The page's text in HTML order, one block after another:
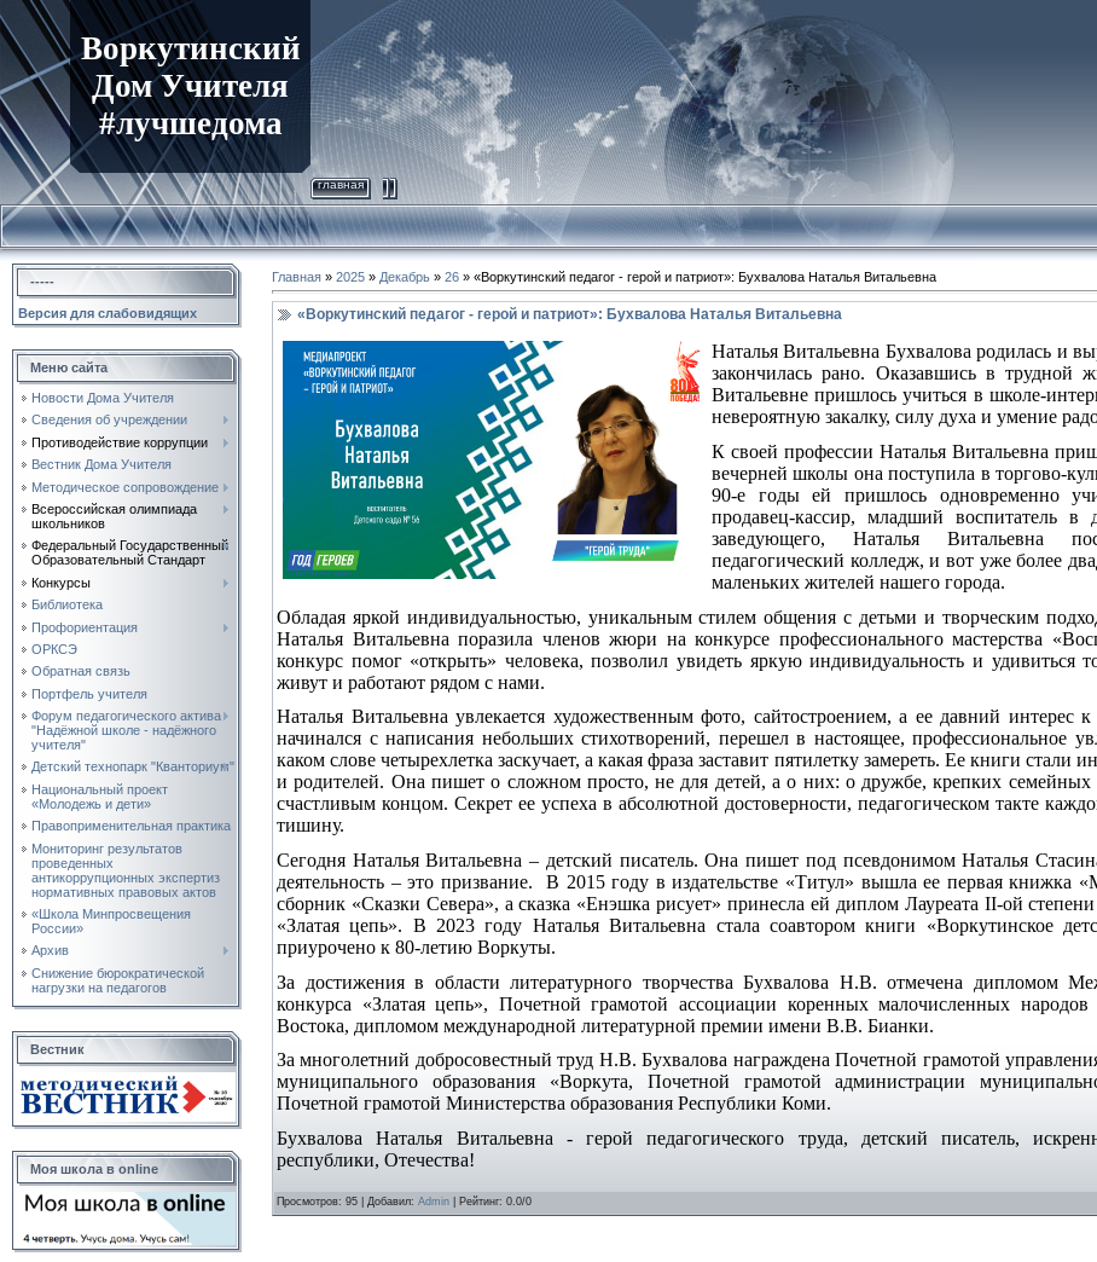
Воркутинский
Дом Учителя
#лучшедома
главная
-----
Версия для слабовидящих
Меню сайта
Новости Дома Учителя
Сведения об учреждении
Противодействие коррупции
Вестник Дома Учителя
Методическое сопровождение
Всероссийская олимпиада
школьников
Федеральный Государственный
Образовательный Стандарт
Конкурсы
Библиотека
Профориентация
ОРКСЭ
Обратная связь
Портфель учителя
Форум педагогического актива
"Надёжной школе - надёжного
учителя"
Детский технопарк "Кванториум"
Национальный проект
«Молодежь и дети»
Правоприменительная практика
Мониторинг результатов
проведенных
антикоррупционных экспертиз
нормативных правовых актов
«Школа Минпросвещения
России»
Архив
Снижение бюрократической
нагрузки на педагогов
Вестник
Моя школа в online
Главная » 2025 » Декабрь » 26 » «Воркутинский педагог - герой и патриот»: Бухвалова Наталья Витальевна
«Воркутинский педагог - герой и патриот»: Бухвалова Наталья Витальевна
Наталья Витальевна Бухвалова родилась и
закончилась рано. Оказавшись в трудной
Витальевне пришлось учиться в школе-
невероятную закалку, силу духа и умение
К своей профессии Наталья Витальевна
вечерней школы она поступила в торгово-
90-е годы ей пришлось одновременно
продавец-кассир, младший воспитатель в
заведующего, Наталья Витальевна
педагогический колледж, и вот уже более
маленьких жителей нашего города.
Обладая яркой индивидуальностью, уникальным стилем общения с детьми и творческим
Наталья Витальевна поразила членов жюри на конкурсе профессионального мастерства
конкурс помог «открыть» человека, позволил увидеть яркую индивидуальность и удивиться
живут и работают рядом с нами.
Наталья Витальевна увлекается художественным фото, сайтостроением, а ее давний интерес к
начинался с написания небольших стихотворений, перешел в настоящее, профессиональное
каком слове четырехлетка заскучает, а какая фраза заставит пятилетку замереть. Ее книги стали
и родителей. Она пишет о сложном просто, не для детей, а о них: о дружбе, крепких семейных
счастливым концом. Секрет ее успеха в абсолютной достоверности, педагогическом такте
тишину.
Сегодня Наталья Витальевна – детский писатель. Она пишет под псевдонимом Наталья
деятельность – это призвание. В 2015 году в издательстве «Титул» вышла ее первая книжка
сборник «Сказки Севера», а сказка «Енэшка рисует» принесла ей диплом Лауреата II-ой
«Златая цепь». В 2023 году Наталья Витальевна стала соавтором книги «Воркутинское
приурочено к 80-летию Воркуты.
За достижения в области литературного творчества Бухвалова Н.В. отмечена дипломом
конкурса «Златая цепь», Почетной грамотой ассоциации коренных малочисленных
Востока, дипломом международной литературной премии имени В.В. Бианки.
За многолетний добросовестный труд Н.В. Бухвалова награждена Почетной грамотой
муниципального образования «Воркута, Почетной грамотой администрации
Почетной грамотой Министерства образования Республики Коми.
Бухвалова Наталья Витальевна - герой педагогического труда, детский писатель,
республики, Отечества!
Просмотров: 95 Добавил: Admin Рейтинг: 0.0/0